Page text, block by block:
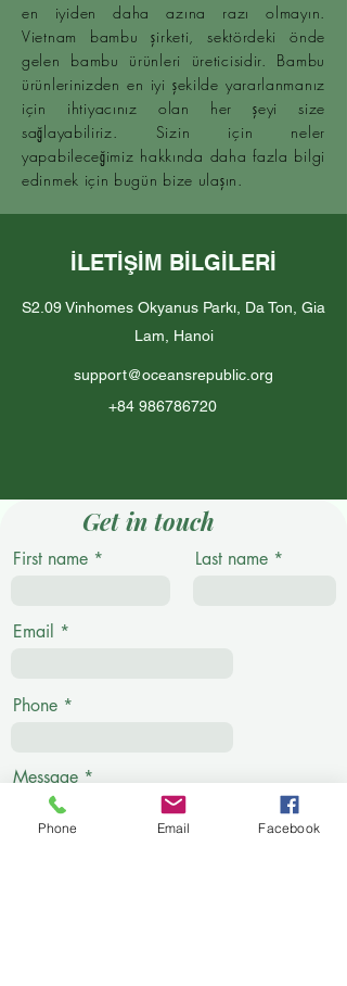
en iyiden daha azına razı olmayın.
Vietnam bambu şirketi, sektördeki önde
gelen bambu ürünleri üreticisidir. Bambu
ürünlerinizden en iyi şekilde yararlanmanız
için ihtiyacınız olan her şeyi size
sağlayabiliriz. Sizin için neler
yapabileceğimiz hakkında daha fazla bilgi
edinmek için bugün bize ulaşın.
İLETİŞİM BİLGİLERİ
S2.09 Vinhomes Okyanus Parkı, Da Ton, Gia
Lam, Hanoi
support@oceansrepublic.org
+84 986786720
Get in touch
First name Last name
Email
Phone
Message
Phone Email Facebook